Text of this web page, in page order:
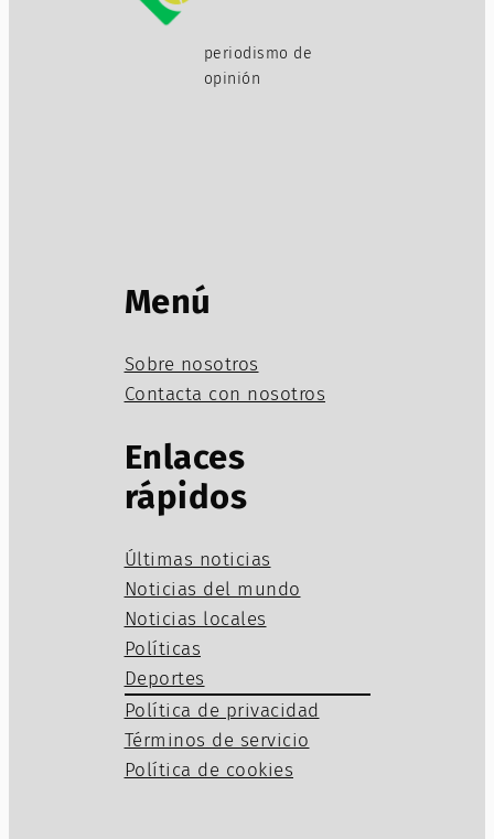
periodismo de
opinión
Menú
Sobre nosotros
Contacta con nosotros
Enlaces
rápidos
Últimas noticias
Noticias del mundo
Noticias locales
Políticas
Deportes
Política de privacidad
Términos de servicio
Política de cookies